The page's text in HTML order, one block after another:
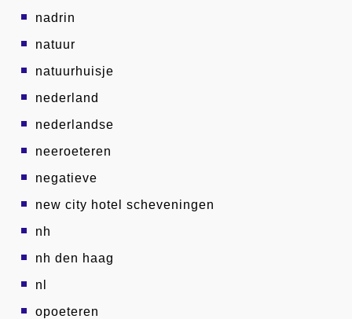
nadrin
natuur
natuurhuisje
nederland
nederlandse
neeroeteren
negatieve
new city hotel scheveningen
nh
nh den haag
nl
opoeteren